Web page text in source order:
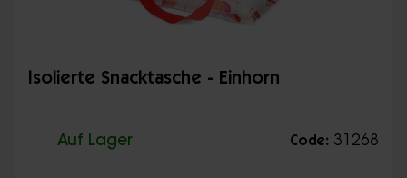
Isolierte Snacktasche - Einhorn
Auf Lager Code: 31268